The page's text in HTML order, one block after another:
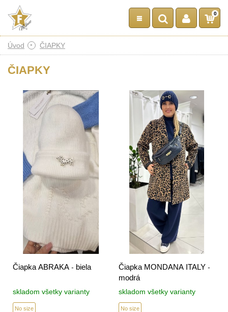
0
Úvod ČIAPKY
ČIAPKY
Čiapka ABRAKA - biela
skladom všetky varianty
No size
Čiapka MONDANA ITALY -
modrá
skladom všetky varianty
No size